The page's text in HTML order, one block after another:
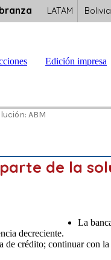
LATAM Bolivia
Edición impresa
ABM
de la
La
decreciente.
crédito; continuar con